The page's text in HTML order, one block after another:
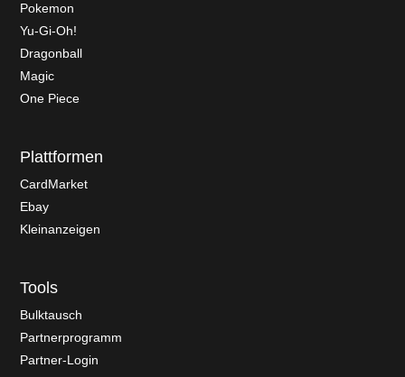
Pokemon
Yu-Gi-Oh!
Dragonball
Magic
One Piece
Plattformen
CardMarket
Ebay
Kleinanzeigen
Tools
Bulktausch
Partnerprogramm
Partner-Login